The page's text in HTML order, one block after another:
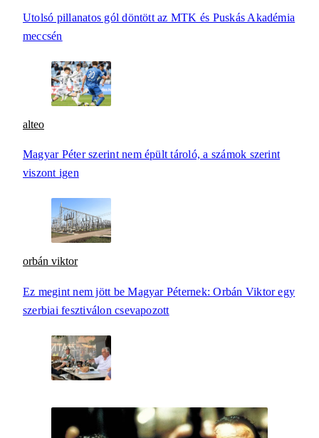
Utolsó pillanatos gól döntött az MTK és Puskás Akadémia
meccsén
alteo
Magyar Péter szerint nem épült tároló, a számok szerint
viszont igen
orbán viktor
Ez megint nem jött be Magyar Péternek: Orbán Viktor egy
szerbiai fesztiválon csevapozott